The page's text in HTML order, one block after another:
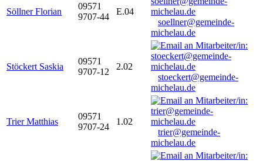
Söllner Florian
09571
9707-44
E.04
soellner@gemeinde-
michelau.de
Stöckert Saskia
09571
9707-12
2.02
stoeckert@gemeinde-
michelau.de
Trier Matthias
09571
9707-24
1.02
trier@gemeinde-
michelau.de